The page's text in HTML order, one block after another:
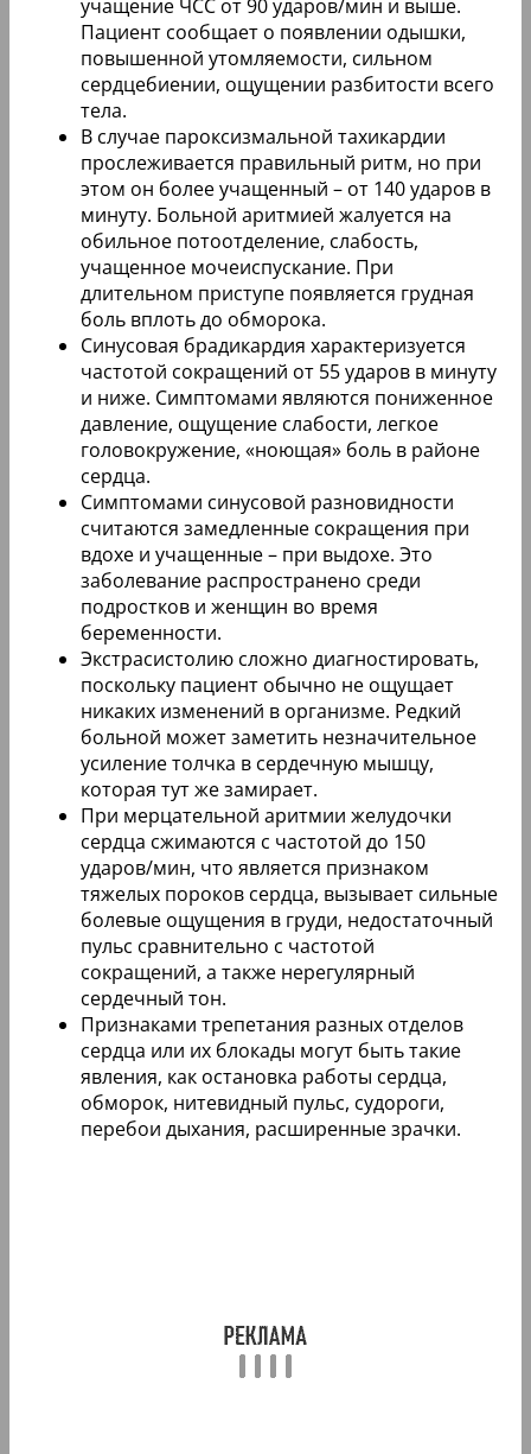
учащение ЧСС от 90 ударов/мин и выше.
Пациент сообщает о появлении одышки,
повышенной утомляемости, сильном
сердцебиении, ощущении разбитости всего
тела.
В случае пароксизмальной тахикардии
прослеживается правильный ритм, но при
этом он более учащенный – от 140 ударов в
минуту. Больной аритмией жалуется на
обильное потоотделение, слабость,
учащенное мочеиспускание. При
длительном приступе появляется грудная
боль вплоть до обморока.
Синусовая брадикардия характеризуется
частотой сокращений от 55 ударов в минуту
и ниже. Симптомами являются пониженное
давление, ощущение слабости, легкое
головокружение, «ноющая» боль в районе
сердца.
Симптомами синусовой разновидности
считаются замедленные сокращения при
вдохе и учащенные – при выдохе. Это
заболевание распространено среди
подростков и женщин во время
беременности.
Экстрасистолию сложно диагностировать,
поскольку пациент обычно не ощущает
никаких изменений в организме. Редкий
больной может заметить незначительное
усиление толчка в сердечную мышцу,
которая тут же замирает.
При мерцательной аритмии желудочки
сердца сжимаются с частотой до 150
ударов/мин, что является признаком
тяжелых пороков сердца, вызывает сильные
болевые ощущения в груди, недостаточный
пульс сравнительно с частотой
сокращений, а также нерегулярный
сердечный тон.
Признаками трепетания разных отделов
сердца или их блокады могут быть такие
явления, как остановка работы сердца,
обморок, нитевидный пульс, судороги,
перебои дыхания, расширенные зрачки.